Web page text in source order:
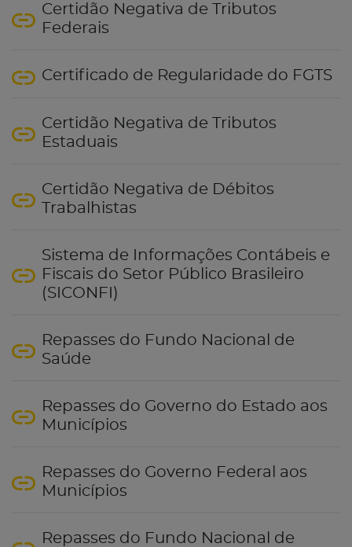
Certidão Negativa de Tributos
Federais
Certificado de Regularidade do FGTS
Certidão Negativa de Tributos
Estaduais
Certidão Negativa de Débitos
Trabalhistas
Sistema de Informações Contábeis e
Fiscais do Setor Público Brasileiro
(SICONFI)
Repasses do Fundo Nacional de
Saúde
Repasses do Governo do Estado aos
Municípios
Repasses do Governo Federal aos
Municípios
Repasses do Fundo Nacional de